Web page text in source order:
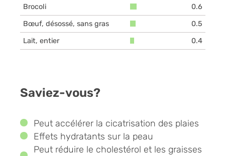
Brocoli
0.6
Bœuf, désossé, sans gras
0.5
Lait, entier
0.4
Saviez-vous?
Peut accélérer la cicatrisation des plaies
Effets hydratants sur la peau
Peut réduire le cholestérol et les graisses